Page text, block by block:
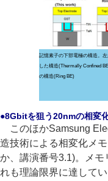
記憶素子の下部電極の構造。
した構造(Thermally Confined
の構造(Ring BE)
●8Gbitを狙う20nmの相変
このほかSamsung
造技術による相変化メ
か、講演番号3.1)。メモ
れも理論限界に達して